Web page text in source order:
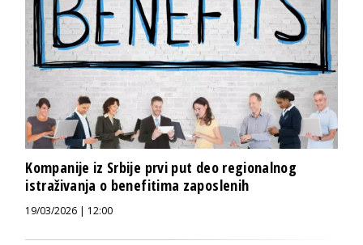
Kompanije iz Srbije prvi put deo regionalnog
istraživanja o benefitima zaposlenih
19/03/2026 | 12:00